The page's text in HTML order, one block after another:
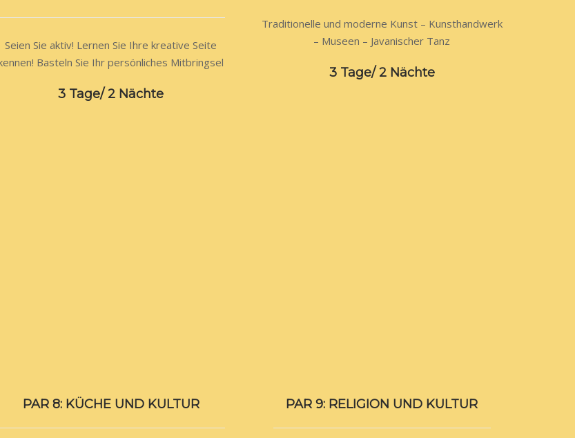
Seien Sie aktiv! Lernen Sie Ihre kreative Seite
Basteln Sie Ihr persönliches Mitbringsel
3 Tage/ 2 Nächte
Traditionelle und moderne Kunst – Kunsthandwerk
– Museen – Javanischer Tanz
3 Tage/ 2 Nächte
PAR 8: KÜCHE UND KULTUR PAR 9: RELIGION UND KULTUR